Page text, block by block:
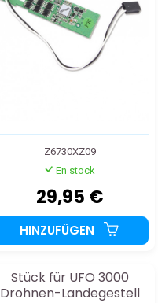
Z6730XZ09
En stock
29,95 €
HINZUFÜGEN
Stück für UFO 3000
Drohnen-Landegestell